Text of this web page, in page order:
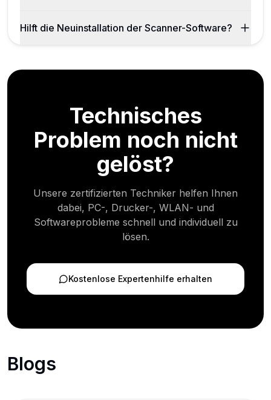
Hilft die Neuinstallation der Scanner-Software?
Technisches
Problem noch nicht
gelöst?
Unsere zertifizierten Techniker helfen Ihnen
dabei, PC-, Drucker-, WLAN- und
Softwareprobleme schnell und individuell zu
lösen.
Kostenlose Expertenhilfe erhalten
Blogs